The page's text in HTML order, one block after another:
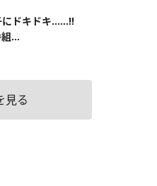
にドキドキ……!!
...
見る